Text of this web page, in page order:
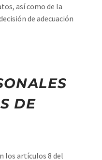
así como de la
de adecuación
DE
los artículos 8 del